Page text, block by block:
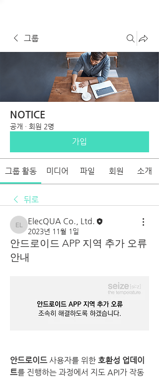
그룹
NOTICE
공개 · 회원 2명
가입
그룹 활동 미디어 파일 회원 소개
뒤로
ElecQUA Co., Ltd.
ElecQUA Co., Ltd.
2023년 11월 1일
안드로이드 APP 지역 추가 오류
안내
안드로이드 사용자를 위한 호환성 업데이
트를 진행하는 과정에서 지도 API가 작동